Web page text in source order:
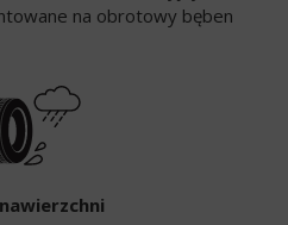
na obrotowy bęben